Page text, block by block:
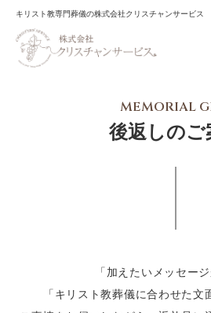
キリスト教専門葬儀の株式会社クリスチャンサービス
MEMORIAL
後返しのご
「加えたいメッセージ
「キリスト教葬儀に合わせた文